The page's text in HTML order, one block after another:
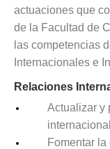
actuaciones que
de la Facultad de
las competencias
Internacionales e
Relaciones
Actualizar y
Fomentar